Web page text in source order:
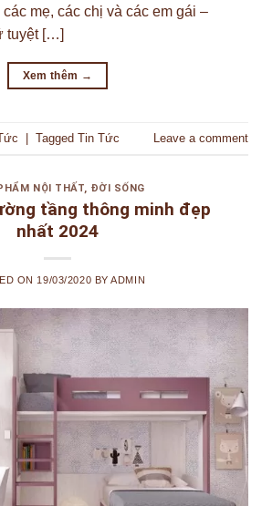
mẹ, các chị và các em gái –
tuyệt […]
Xem thêm →
| Tagged Tin Tức Leave a comment
NỘI THẤT, ĐỜI SỐNG
tầng thông minh đẹp
nhất 2024
ON 19/03/2020 BYADMIN